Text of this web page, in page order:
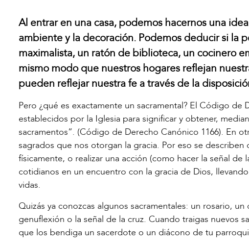
Al entrar en una casa, podemos hacernos una
ambiente y la decoración. Podemos deducir si la
maximalista, un ratón de biblioteca, un cocinero
mismo modo que nuestros hogares reflejan
pueden reflejar nuestra fe a través de la
Pero ¿qué es exactamente un sacramental? El Código
establecidos por la Iglesia para significar y obtener,
sacramentos”. (Código de Derecho Canónico 1166). En
sagrados que nos otorgan la gracia. Por eso se
físicamente, o realizar una acción (como hacer la señal
cotidianos en un encuentro con la gracia de Dios,
vidas.
Quizás ya conozcas algunos sacramentales: un rosario,
genuflexión o la señal de la cruz. Cuando traigas nuevos
que los bendiga un sacerdote o un diácono de tu